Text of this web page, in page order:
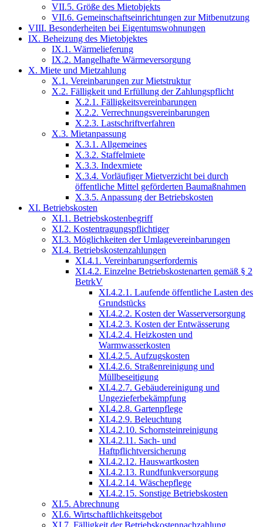
VII.5. Größe des Mietobjekts
VII.6. Gemeinschaftseinrichtungen zur Mitbenutzung
VIII. Besonderheiten bei Eigentumswohnungen
IX. Beheizung des Mietobjektes
IX.1. Wärmelieferung
IX.2. Mangelhafte Wärmeversorgung
X. Miete und Mietzahlung
X.1. Vereinbarungen zur Mietstruktur
X.2. Fälligkeit und Erfüllung der Zahlungspflicht
X.2.1. Fälligkeitsvereinbarungen
X.2.2. Verrechnungsvereinbarungen
X.2.3. Lastschriftverfahren
X.3. Mietanpassung
X.3.1. Allgemeines
X.3.2. Staffelmiete
X.3.3. Indexmiete
X.3.4. Vorläufiger Mietverzicht bei durch
öffentliche Mittel geförderten Baumaßnahmen
X.3.5. Anpassung der Betriebskosten
XI. Betriebskosten
XI.1. Betriebskostenbegriff
XI.2. Kostentragungspflichtiger
XI.3. Möglichkeiten der Umlagevereinbarungen
XI.4. Betriebskostenzahlungen
XI.4.1. Vereinbarungserfordernis
XI.4.2. Einzelne Betriebskostenarten gemäß § 2
BetrkV
XI.4.2.1. Laufende öffentliche Lasten des
Grundstücks
XI.4.2.2. Kosten der Wasserversorgung
XI.4.2.3. Kosten der Entwässerung
XI.4.2.4. Heizkosten und
Warmwasserkosten
XI.4.2.5. Aufzugskosten
XI.4.2.6. Straßenreinigung und
Müllbeseitigung
XI.4.2.7. Gebäudereinigung und
Ungezieferbekämpfung
XI.4.2.8. Gartenpflege
XI.4.2.9. Beleuchtung
XI.4.2.10. Schornsteinreinigung
XI.4.2.11. Sach- und
Haftpflichtversicherung
XI.4.2.12. Hauswartkosten
XI.4.2.13. Rundfunkversorgung
XI.4.2.14. Wäschepflege
XI.4.2.15. Sonstige Betriebskosten
XI.5. Abrechnung
XI.6. Wirtschaftlichkeitsgebot
XI.7. Fälligkeit der Betriebskostennachzahlung